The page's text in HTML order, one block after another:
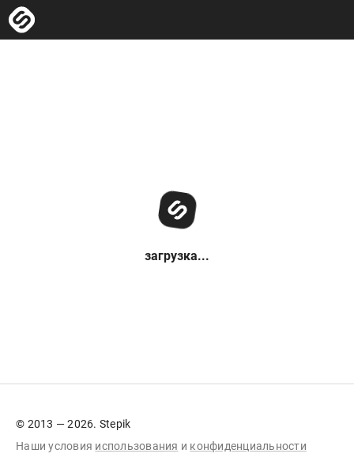
загрузка...
© 2013 — 2026. Stepik
Наши условия использования и конфиденциальности